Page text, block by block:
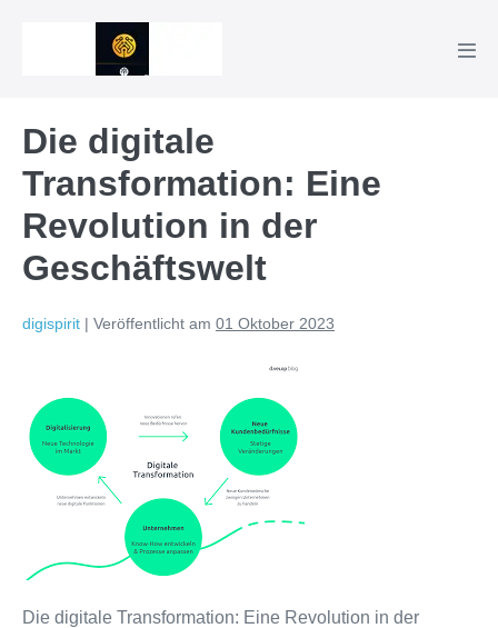
Die digitale
Transformation: Eine
Revolution in der
Geschäftswelt
digispirit | Veröffentlicht am 01 Oktober 2023
Die digitale Transformation: Eine Revolution in der